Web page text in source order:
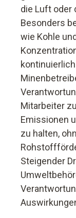
die Luft oder
Besonders
wie Kohle
Mitarbeiter
Emissionen
zu halten,
Steigender